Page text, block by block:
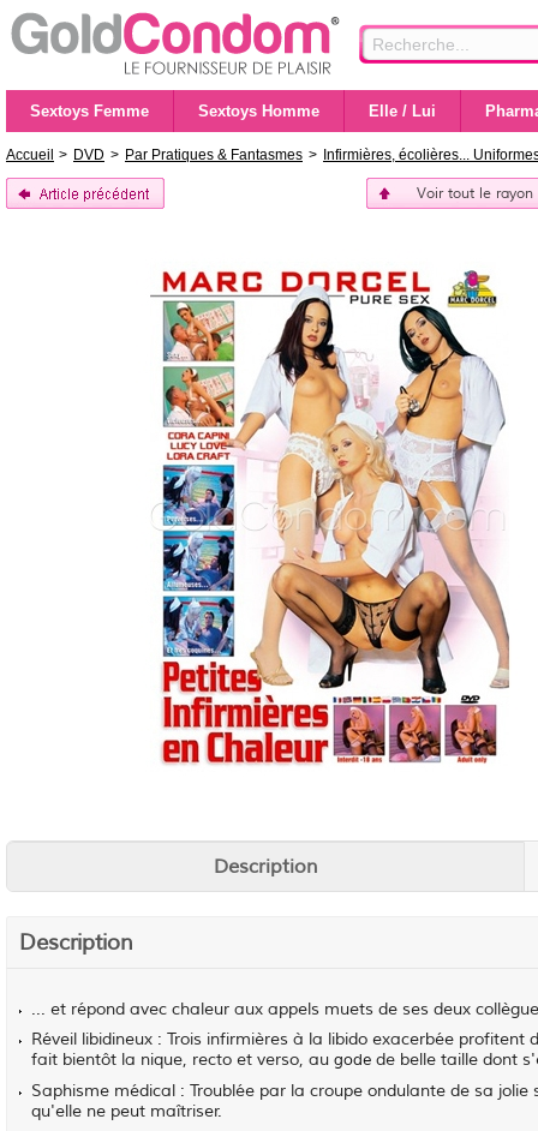
Sextoys Femme Sextoys Homme Elle / Lui
Accueil > DVD > Par Pratiques & Fantasmes > Infirmières, écolières...
Voir tout le rayon
Description
Description
... et répond avec chaleur aux appels muets de ses deux
Réveil libidineux : Trois infirmières à la libido exacerbée
fait bientôt la nique, recto et verso, au gode de belle taille dont
Saphisme médical : Troublée par la croupe ondulante de sa
qu'elle ne peut maîtriser.